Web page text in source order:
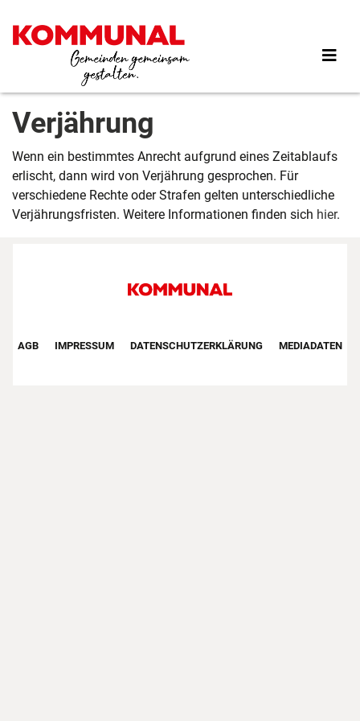
Inhalt
Verjährung
Wenn ein bestimmtes Anrecht aufgrund eines Zeitablaufs
erlischt, dann wird von Verjährung gesprochen. Für
verschiedene Rechte oder Strafen gelten unterschiedliche
Verjährungsfristen. Weitere Informationen finden sich hier.
Footer First Navigation
AGB IMPRESSUM DATENSCHUTZERKLÄRUNG MEDIADATEN